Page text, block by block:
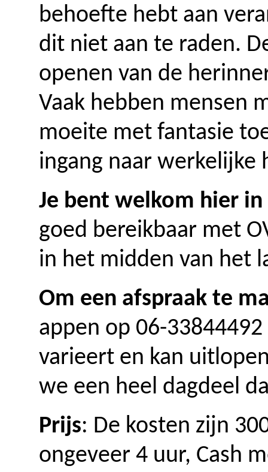
behoefte hebt aan
dit niet aan te raden.
openen van de
Vaak hebben mensen
moeite met fantasie
ingang naar werkelijke
Je bent welkom hier
goed bereikbaar met
in het midden van het
Om een afspraak te
appen op 06-
varieert en kan
we een heel dagdeel
Prijs: De kosten zijn
ongeveer 4 uur, Cash